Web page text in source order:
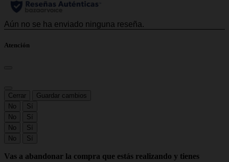
Atención
Cerrar
Guardar cambios
No
Sí
No
Sí
No
Sí
No
Sí
Vas a abandonar la compra que estás realizando y tienes